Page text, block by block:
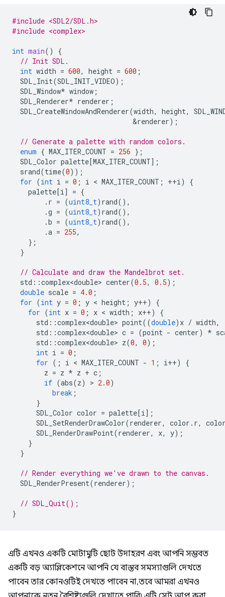
#include <SDL2/SDL.h>
#include <complex>
int main()
{
// Init SDL.
int width = 600, height = 600 ;
SDL_Init(SDL_INIT_VIDEO);
SDL_Window* window ;
SDL_Renderer* renderer ;
SDL_CreateWindowAndRenderer(width, height,
&renderer);
// Generate a palette with random colors.
enum { MAX_ITER_COUNT = 256 };
SDL_Color palette[MAX_ITER_COUNT];
srand(time(0));
for (int i = 0 ; i < MAX_ITER_COUNT ; ++i)
{
palette[i] = {
. r = (uint8_t) rand(),
.g = (uint8_t) rand(),
.b = (uint8_t) rand(),
.a = 255,
};
}
// Calculate and draw the Mandelbrot set.
std ::complex<double> center(0.5, 0.5);
double scale = 4.0 ;
for (int y = 0 ; y < height ; y++)
{
for (int x = 0 ; x < width ; x++)
{
std ::complex<double> point((double) x / width,
std ::complex<double> c = (point - center) *
std ::complex<double> z(0, 0);
int i = 0 ;
for (; i < MAX_ITER_COUNT - 1 ; i++)
{
z = z * z + c ;
if (abs(z) > 2.0)
break ;
}
SDL_Color color = palette[i];
SDL_SetRenderDrawColor(renderer, color . r,
SDL_RenderDrawPoint(renderer, x, y);
}
}
// Render everything we've drawn to the canvas.
SDL_RenderPresent(renderer);
// SDL_Quit();
}
এটি এখনও একটি মোটামুটি ছোট উদাহরণ এবং আপনি সম্ভবত
একটি বড় অ্যাপ্লিকেশনে আপনি যে বাস্তব সমস্যাগুলি দেখতে
পাবেন তার কোনওটিই দেখতে পাবেন না, তবে আমরা এখনও